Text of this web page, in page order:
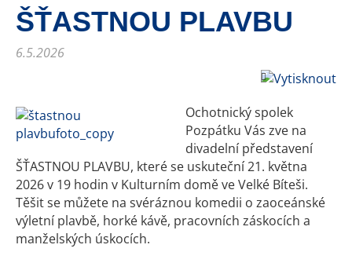
ŠŤASTNOU PLAVBU
6.5.2026
Ochotnický spolek
Pozpátku Vás zve na
divadelní představení
ŠŤASTNOU PLAVBU, které se uskuteční 21. května
2026 v 19 hodin v Kulturním domě ve Velké Bíteši.
Těšit se můžete na svéráznou komedii o zaoceánské
výletní plavbě, horké kávě, pracovních záskocích a
manželských úskocích.